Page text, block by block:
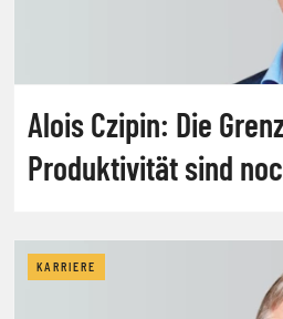
Alois Czipin: Die
Produktivität sind
KARRIERE